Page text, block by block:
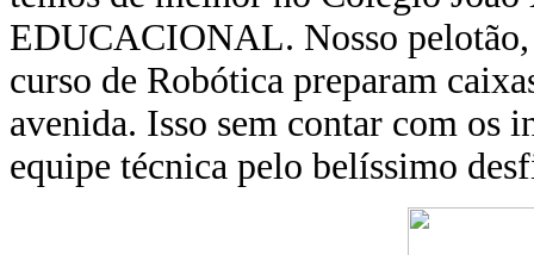
EDUCACIONAL. Nosso pelotão,
curso de Robótica preparam
avenida. Isso sem contar com os
equipe técnica pelo belíssimo